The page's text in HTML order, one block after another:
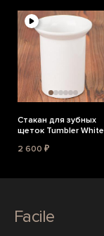
Стакан для зубных
щеток Tumbler White
2 600 ₽
Facile